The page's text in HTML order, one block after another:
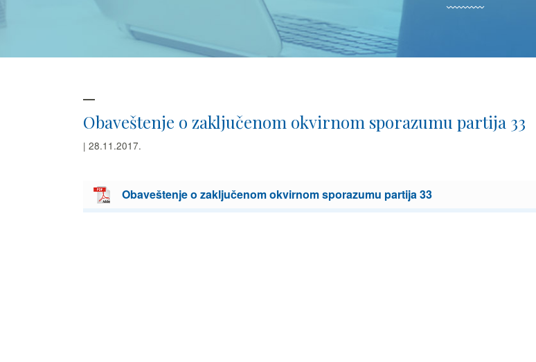
Obaveštenje o zaključenom okvirnom sporazumu partija 33
| 28.11.2017.
Obaveštenje o zaključenom okvirnom sporazumu partija 33